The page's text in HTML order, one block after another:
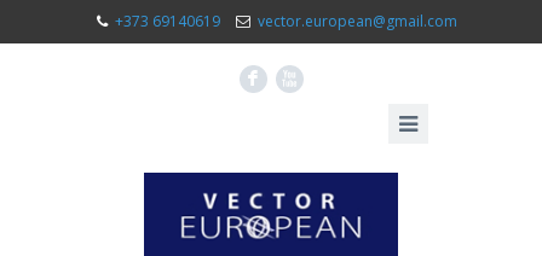
+373 69140619 vector.european@gmail.com
F X